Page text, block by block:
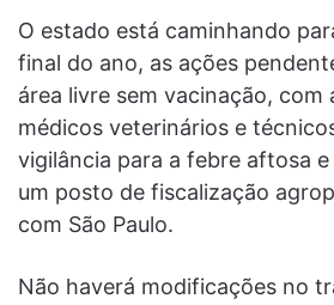
O estado está caminhando
final do ano, as ações
área livre sem vacinação,
médicos veterinários e
vigilância para a febre aftosa
um posto de fiscalização
com São Paulo.
Não haverá modificações no